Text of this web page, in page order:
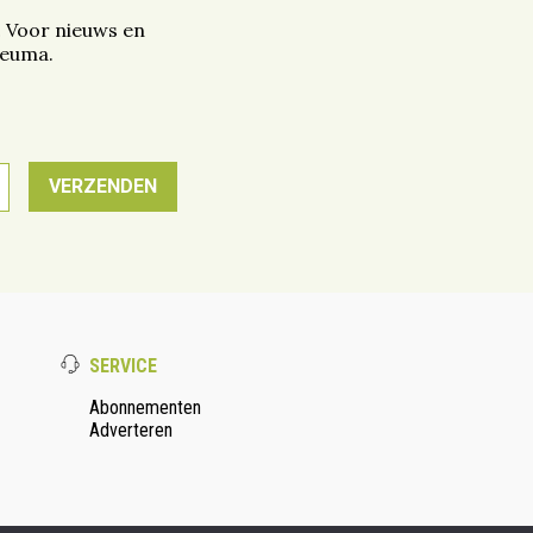
nieuws en
SERVICE
Abonnementen
Adverteren